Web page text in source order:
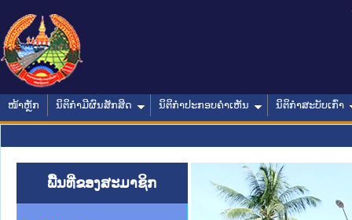
ໜ້າຫຼັກ ນິຕິກໍາມີຜົນສັກສິດ ນິຕິກໍາປະກອບຄໍາເຫັນ ນິຕິກໍາສະບັບເກົ່າ
ພື້ນທີ່ຂອງສະມາຊິກ